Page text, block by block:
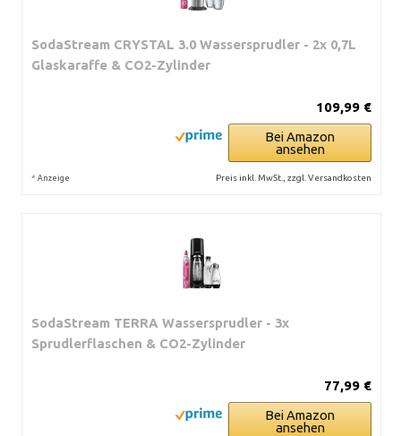
SodaStream CRYSTAL 3.0 Wassersprudler - 2x 0,7L
Glaskaraffe & CO2-Zylinder
109,99 €
Bei Amazon
ansehen
* Anzeige Preis inkl. MwSt., zzgl. Versandkosten
SodaStream TERRA Wassersprudler - 3x
Sprudlerflaschen & CO2-Zylinder
77,99 €
Bei Amazon
ansehen